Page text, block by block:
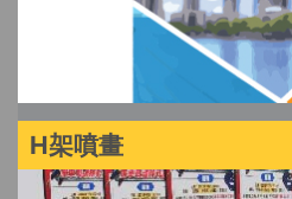
H架噴畫